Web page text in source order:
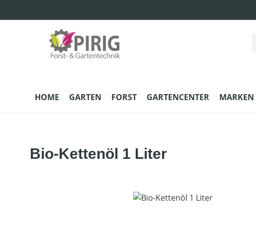
HOME GARTEN FORST GARTENCENTER MARKEN
Bio-Kettenöl 1 Liter